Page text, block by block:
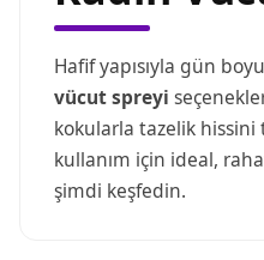
Hafif yapısıyla gün
vücut spreyi
kokularla tazelik
kullanım için ideal,
şimdi keşfedin.